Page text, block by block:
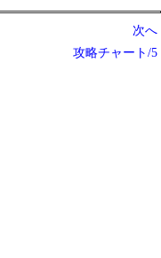
次へ
攻略チャート/5